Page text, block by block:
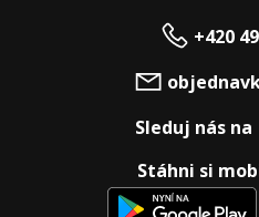
+420
Sleduj nás na
Stáhni si